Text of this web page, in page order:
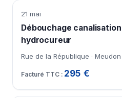
21 mai
Débouchage
hydrocureur
Rue de la République · Meudon
295 €